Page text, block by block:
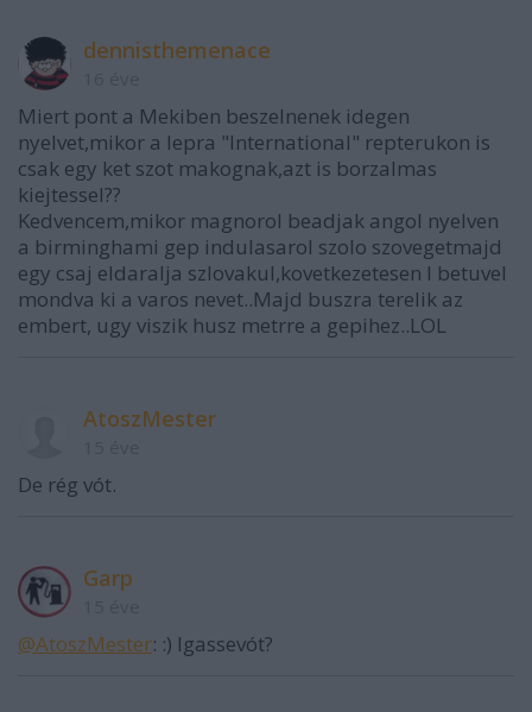
dennisthemenace
Miert pont a Mekiben beszelnenek idegen
nyelvet,mikor a lepra "International" repterukon is
csak egy ket szot makognak,azt is borzalmas
kiejtessel??
Kedvencem,mikor magnorol beadjak angol nyelven
a birminghami gep indulasarol szolo szovegetmajd
egy csaj eldaralja szlovakul,kovetkezetesen I betuvel
mondva ki a varos nevet..Majd buszra terelik az
embert, ugy viszik husz metrre a gepihez..LOL
AtoszMester
De rég vót.
Garp
@AtoszMester: :) Igassevót?